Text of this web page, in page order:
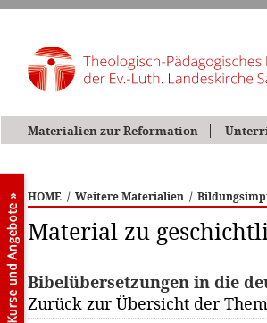
Materialien zur Reformation
HOME / Weitere Materialien /
Material zu
Bibelübersetzungen in die
Zurück zur Übersicht der